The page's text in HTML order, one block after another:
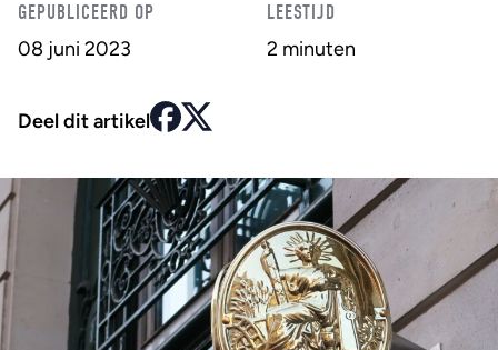
GEPUBLICEERD OP
08 juni 2023
LEESTIJD
2 minuten
Deel dit artikel